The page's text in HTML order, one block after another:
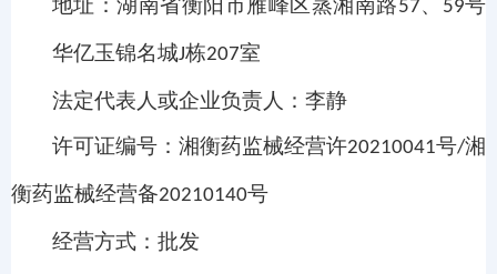
地址：湖南省衡阳市雁峰区蒸湘南路57、 59号
华亿玉锦名城J栋207室
法定代表人或企业负责人：李静
许可证编号 ：湘衡药监械经营许20210041号/湘
衡药监械经营备20210140号
经营方式：批发